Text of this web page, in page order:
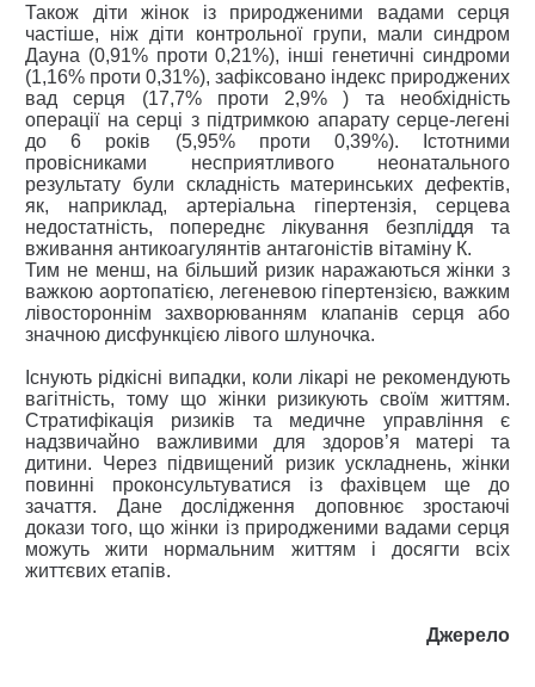
Також діти жінок із природженими вадами серця
частіше, ніж діти контрольної групи, мали синдром
Дауна (0,91% проти 0,21%), інші генетичні синдроми
(1,16% проти 0,31%), зафіксовано індекс природжених
вад серця (17,7% проти 2,9% ) та необхідність
операції на серці з підтримкою апарату серце-легені
до 6 років (5,95% проти 0,39%). Істотними
провісниками несприятливого неонатального
результату були складність материнських дефектів,
як, наприклад, артеріальна гіпертензія, серцева
недостатність, попереднє лікування безпліддя та
вживання антикоагулянтів антагоністів вітаміну К.
Тим не менш, на більший ризик наражаються жінки з
важкою аортопатією, легеневою гіпертензією, важким
лівостороннім захворюванням клапанів серця або
значною дисфункцією лівого шлуночка.
Існують рідкісні випадки, коли лікарі не рекомендують
вагітність, тому що жінки ризикують своїм життям.
Стратифікація ризиків та медичне управління є
надзвичайно важливими для здоров’я матері та
дитини. Через підвищений ризик ускладнень, жінки
повинні проконсультуватися із фахівцем ще до
зачаття. Дане дослідження доповнює зростаючі
докази того, що жінки із природженими вадами серця
можуть жити нормальним життям і досягти всіх
життєвих етапів.
Джерело